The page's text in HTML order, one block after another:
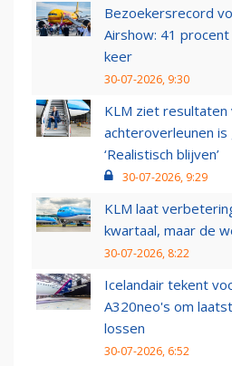
Bezoekersrecord
Airshow: 41
keer
30-07-2026, 9:30
KLM ziet
achteroverleunen is
‘Realistisch blijven’
30-07-2026, 9:29
KLM laat
kwartaal, maar de
30-07-2026, 8:22
Icelandair tekent
A320neo's om
lossen
30-07-2026, 6:52